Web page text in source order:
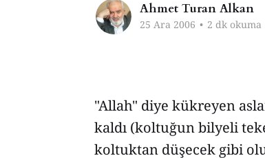
Ahmet Turan Alkan
25 Ara 2006 • 2 dk okuma
"Allah" diye kükreyen
kaldı (koltuğun bilyeli
koltuktan düşecek gibi